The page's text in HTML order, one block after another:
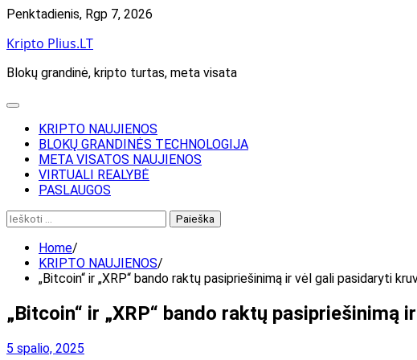
Skip
content
Penktadienis, Rgp 7, 2026
Kripto Plius.LT
Blokų grandinė, kripto turtas, meta visata
KRIPTO NAUJIENOS
BLOKŲ GRANDINĖS TECHNOLOGIJA
META VISATOS NAUJIENOS
VIRTUALI REALYBĖ
PASLAUGOS
Ieškoti:
Home
KRIPTO NAUJIENOS
„Bitcoin“ ir „XRP“ bando raktų pasipriešinimą ir vėl gali pasidaryti
„Bitcoin“ ir „XRP“ bando raktų
5 spalio, 2025